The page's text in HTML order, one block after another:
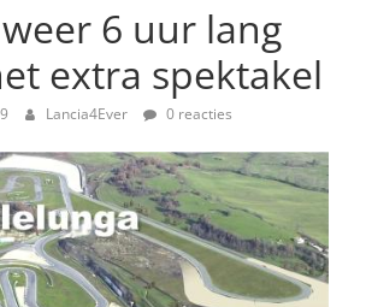
6 uur lang
extra spektakel
Lancia4Ever 0 reacties